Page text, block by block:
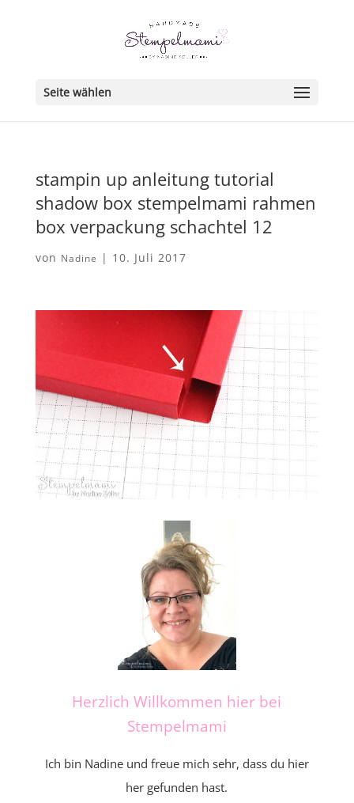
Seite wählen
stampin up anleitung tutorial
shadow box stempelmami rahmen
box verpackung schachtel 12
von Nadine | 10. Juli 2017
Herzlich Willkommen hier bei
Stempelmami
Ich bin Nadine und freue mich sehr, dass du hier
her gefunden hast.